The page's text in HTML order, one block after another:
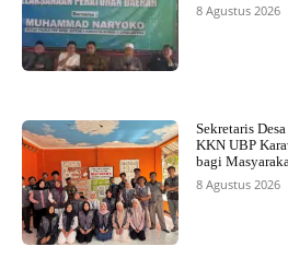
8 Agustus 2026
Sekretaris
KKN UBP
bagi
8 Agustus 2026